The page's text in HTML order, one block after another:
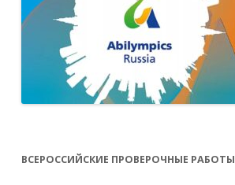
ВСЕРОССИЙСКИЕ ПРОВЕРОЧНЫЕ РАБОТЫ